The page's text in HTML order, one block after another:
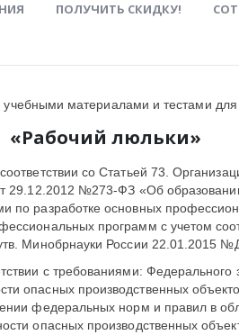
ПОЛУЧИТЬ СКИДКУ!
материалами и тестами для
«Рабочий люльки»
со Статьей 73.
29.12.2012 №273-ФЗ «Об
по разработке основных
программ с учетом
Минобрнауки России 22.01.2015
с требованиями: Федерального
опасных производственных
федеральных норм и правил в
опасных производственных